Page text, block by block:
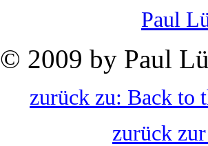
Paul
© 2009 by Paul
zurück zu: Back to
zurück